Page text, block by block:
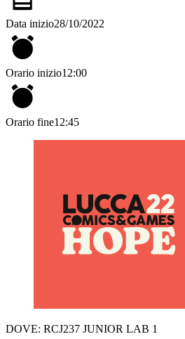
Data inizio28/10/2022
Orario inizio12:00
Orario fine12:45
DOVE: RCJ237 JUNIOR LAB 1